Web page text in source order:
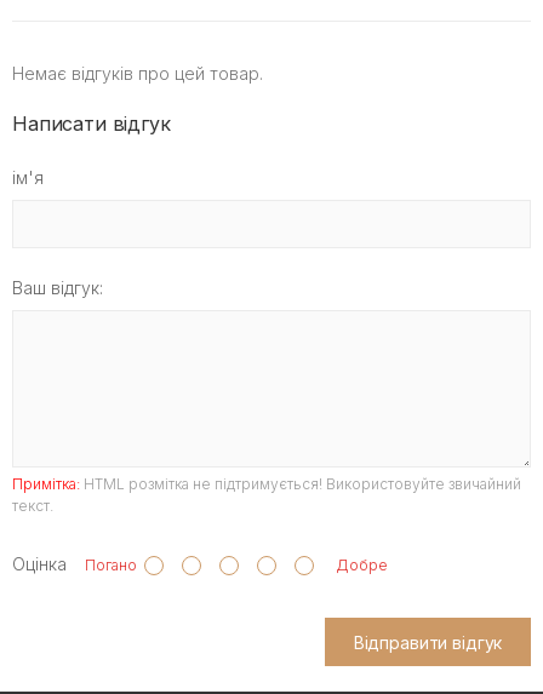
Немає відгуків про цей товар.
Написати відгук
ім'я
Ваш відгук:
Примітка: HTML розмітка не підтримується! Використовуйте звичайний
текст.
Оцінка Погано Добре
Відправити відгук